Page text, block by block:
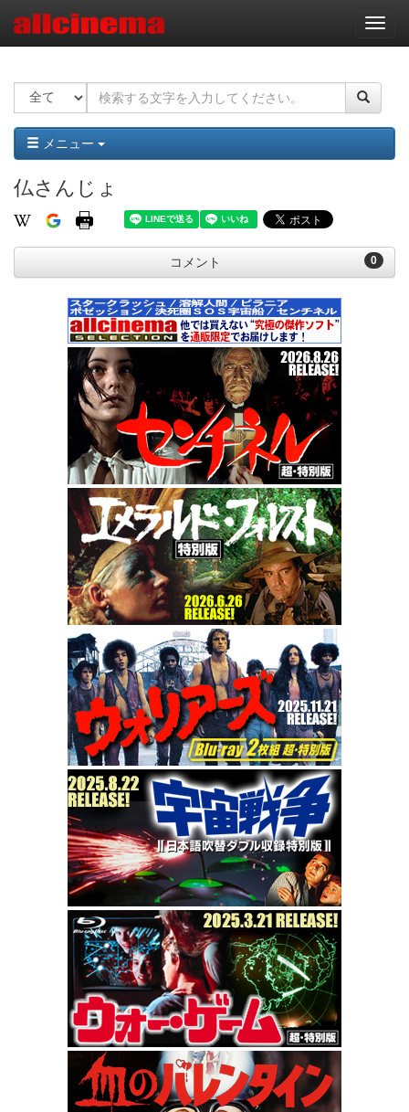
ナ
ビ
ー
ョ
ン
メニュー
仏さんじょ
0
コメント